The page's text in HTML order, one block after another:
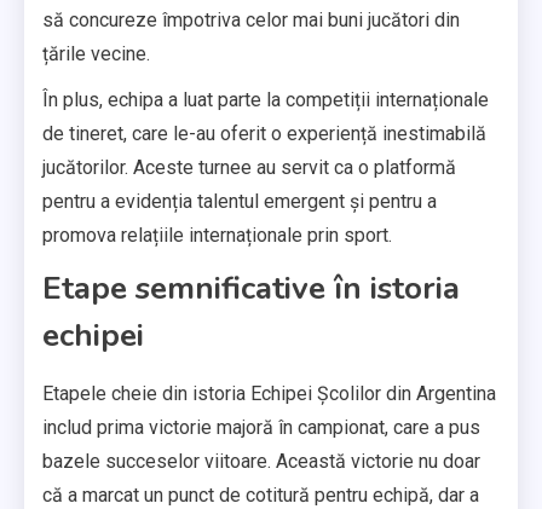
să concureze împotriva celor mai buni jucători din
țările vecine.
În plus, echipa a luat parte la competiții internaționale
de tineret, care le-au oferit o experiență inestimabilă
jucătorilor. Aceste turnee au servit ca o platformă
pentru a evidenția talentul emergent și pentru a
promova relațiile internaționale prin sport.
Etape semnificative în istoria
echipei
Etapele cheie din istoria Echipei Școlilor din Argentina
includ prima victorie majoră în campionat, care a pus
bazele succeselor viitoare. Această victorie nu doar
că a marcat un punct de cotitură pentru echipă, dar a